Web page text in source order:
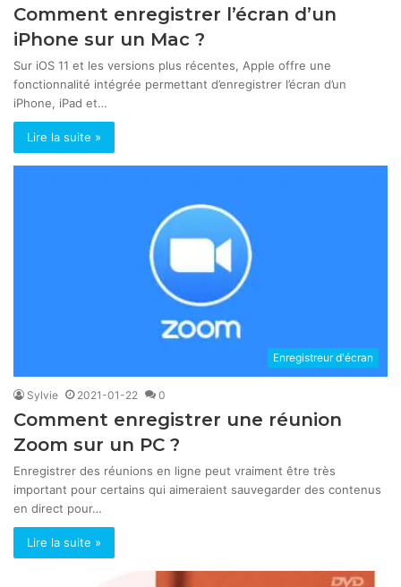
Comment enregistrer l’écran d’un
iPhone sur un Mac ?
Sur iOS 11 et les versions plus récentes, Apple offre une
fonctionnalité intégrée permettant d’enregistrer l’écran d’un
iPhone, iPad et…
Lire la suite »
Enregistreur d'écran
Sylvie 2021-01-22 0
Comment enregistrer une réunion
Zoom sur un PC ?
Enregistrer des réunions en ligne peut vraiment être très
important pour certains qui aimeraient sauvegarder des contenus
en direct pour…
Lire la suite »